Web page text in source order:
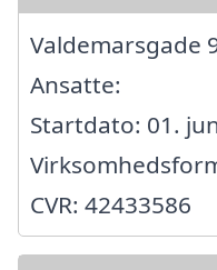
Valdemarsgade
Ansatte:
Startdato: 01.
CVR: 42433586